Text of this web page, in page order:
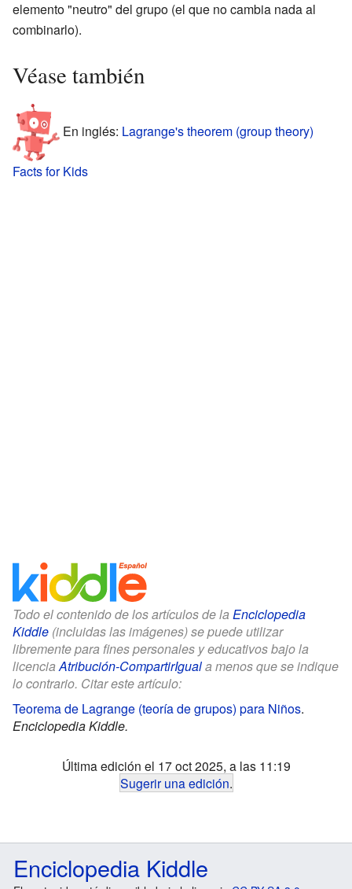
elemento "neutro" del grupo (el que no cambia nada al
combinarlo).
Véase también
En inglés: Lagrange's theorem (group theory)
Facts for Kids
Todo el contenido de los artículos de la Enciclopedia
Kiddle (incluidas las imágenes) se puede utilizar
libremente para fines personales y educativos bajo la
licenciaAtribución-CompartirIguala menos que se indique
lo contrario. Citar este artículo:
Teorema de Lagrange (teoría de grupos) para Niños.
Enciclopedia Kiddle.
Última edición el 17 oct 2025, a las 11:19
Sugerir una edición.
Enciclopedia Kiddle